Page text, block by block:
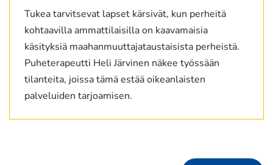
Tukea tarvitsevat lapset kärsivät, kun perheitä
kohtaavilla ammattilaisilla on kaavamaisia
käsityksiä maahanmuuttajataustaisista perheistä.
Puheterapeutti Heli Järvinen näkee työssään
tilanteita, joissa tämä estää oikeanlaisten
palveluiden tarjoamisen.